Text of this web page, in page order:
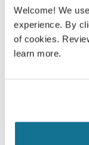
Welcome! We
experience. By
of cookies.
learn more.
Crisalix